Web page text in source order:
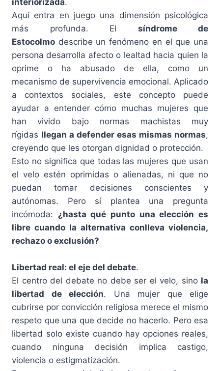
Aquí entra en juego una dimensión psicológica
más profunda. El síndrome de
Estocolmo describe un fenómeno en el que una
persona desarrolla afecto o lealtad hacia quien la
oprime o ha abusado de ella, como un
mecanismo de supervivencia emocional. Aplicado
a contextos sociales, este concepto puede
ayudar a entender cómo muchas mujeres que
han vivido bajo normas machistas muy
rígidas llegan a defender esas mismas normas,
creyendo que les otorgan dignidad o protección.
Esto no significa que todas las mujeres que usan
el velo estén oprimidas o alienadas, ni que no
puedan tomar decisiones conscientes y
autónomas. Pero sí plantea una pregunta
incómoda: ¿hasta qué punto una elección es
libre cuando la alternativa conlleva violencia,
rechazo o exclusión?
Libertad real: el eje del debate.
El centro del debate no debe ser el velo, sino la
libertad de elección. Una mujer que elige
cubrirse por convicción religiosa merece el mismo
respeto que una que decide no hacerlo. Pero esa
libertad solo existe cuando hay opciones reales,
cuando ninguna decisión implica castigo,
violencia o estigmatización.